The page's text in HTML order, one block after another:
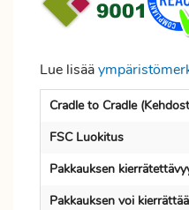
Lue lisää
Cradle to Cradle
FSC Luokitus
Pakkauksen
Pakkauksen voi kierrättää